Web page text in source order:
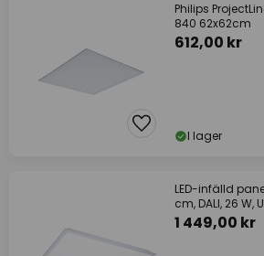
Philips
840 62x62cm
612,00 kr
I lager
LED-infälld
cm, DALI, 26 W,
1 449,00 kr